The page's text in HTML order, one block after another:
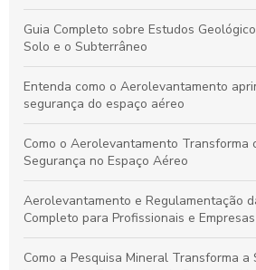
Guia Completo sobre Estudos
Solo e o Subterrâneo
Entenda como o Aerolevantamento
segurança do espaço aéreo
Como o Aerolevantamento Transforma
Segurança no Espaço Aéreo
Aerolevantamento e Regulamentação
Completo para Profissionais e Empresas
Como a Pesquisa Mineral Transforma